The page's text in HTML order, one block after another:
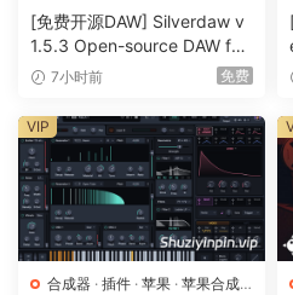
始点拆分、使用曲线重新调整音
伸。当节奏变化时，您的音频将
更多功能的音符
我们的音符是动态的，允许为每
平移等。因此，从Bitwig的乐器
音符作为MPE或CV信号发送。
[免费开源DAW] Silverdaw v
1.5.3 Open-source DAW for
remixing & mashups [WiN]
7小时前 免费
合成器 · 插件 · 苹果 · 苹果合成
VIP